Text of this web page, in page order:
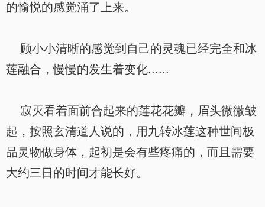
的愉悦的感觉涌了上来。
顾小小清晰的感觉到自己的灵魂已经完全和冰
莲融合，慢慢的发生着变化......
寂灭看着面前合起来的莲花花瓣，眉头微微皱
起，按照玄清道人说的，用九转冰莲这种世间极
品灵物做身体，起初是会有些疼痛的，而且需要
大约三日的时间才能长好。